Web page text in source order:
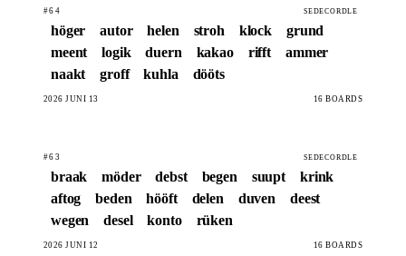
#64 SEDECORDLE
höger autor helen stroh klock
grund
meent
logik duern kakao rifft
ammer
naakt
groff kuhla dööts
2026 JUNI 13 16 BOARDS
#63 SEDECORDLE
braak möder debst begen suupt
krink
aftog
beden hööft delen duven
deest
wegen
desel konto rüken
2026 JUNI 12 16 BOARDS